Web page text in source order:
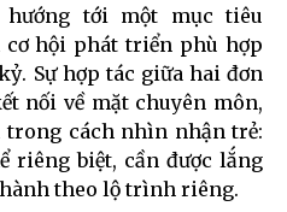
hướng tới một mục tiêu
cơ hội phát triển phù hợp
Sự hợp tác giữa hai đơn
nối về mặt chuyên môn,
trong cách nhìn nhận trẻ:
riêng biệt, cần được lắng
theo lộ trình riêng.